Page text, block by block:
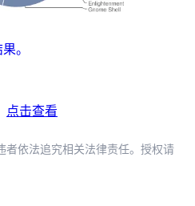
。
点击查看
者依法追究相关法律责任。授权请